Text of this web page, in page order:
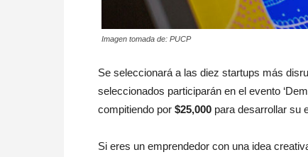
Imagen tomada de: PUCP
Se seleccionará a las diez startups más
seleccionados participarán en el evento
compitiendo por $25,000 para desarrollar su
Si eres un emprendedor con una idea